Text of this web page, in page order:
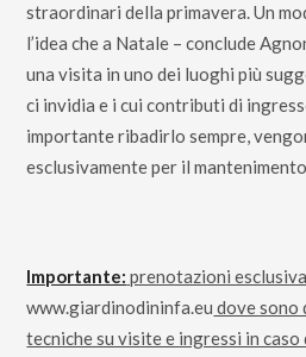
straordinari della primavera. Un
l’idea che a Natale – conclude
una visita in uno dei luoghi più
ci invidia e i cui contributi di
importante ribadirlo sempre,
esclusivamente per il
Importante: prenotazioni
www.giardinodininfa.eu dove sono
tecniche su visite e ingressi in